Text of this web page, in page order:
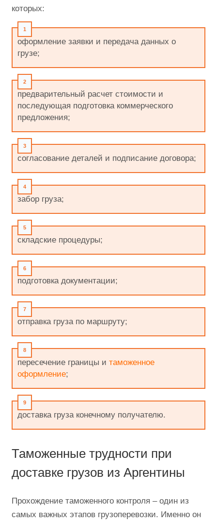
которых:
оформление заявки и передача данных о
грузе;
предварительный расчет стоимости и
последующая подготовка коммерческого
предложения;
согласование деталей и подписание договора;
забор груза;
складские процедуры;
подготовка документации;
отправка груза по маршруту;
пересечение границы и таможенное
оформление;
доставка груза конечному получателю.
Таможенные трудности при
доставке грузов из Аргентины
Прохождение таможенного контроля – один из
самых важных этапов грузоперевозки. Именно он